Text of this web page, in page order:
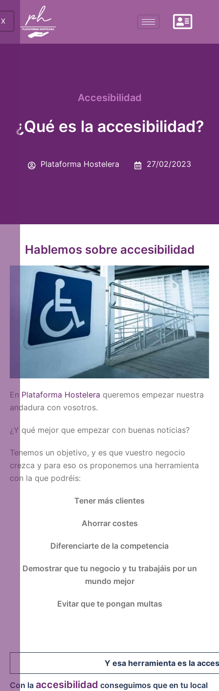
X
Accesibilidad
¿Qué es la accesibilidad?
Plataforma Hostelera 27/02/2023
Hablemos sobre accesibilidad
En Plataforma Hostelera queremos empezar nuestra
andadura con vosotros.
¿Y qué mejor que empezar con buenas noticias?
Tenemos un objetivo, y es que vuestro negocio
crezca y para eso os proponemos una herramienta
con la que podréis:
Tener más clientes
Ahorrar costes
Diferenciarte de la competencia
Demostrar que tu negocio y tu trabajáis por un
mundo mejor
Evitar que te pongan multas
Y esa herramienta es la
Con la accesibilidad conseguimos que en tu local